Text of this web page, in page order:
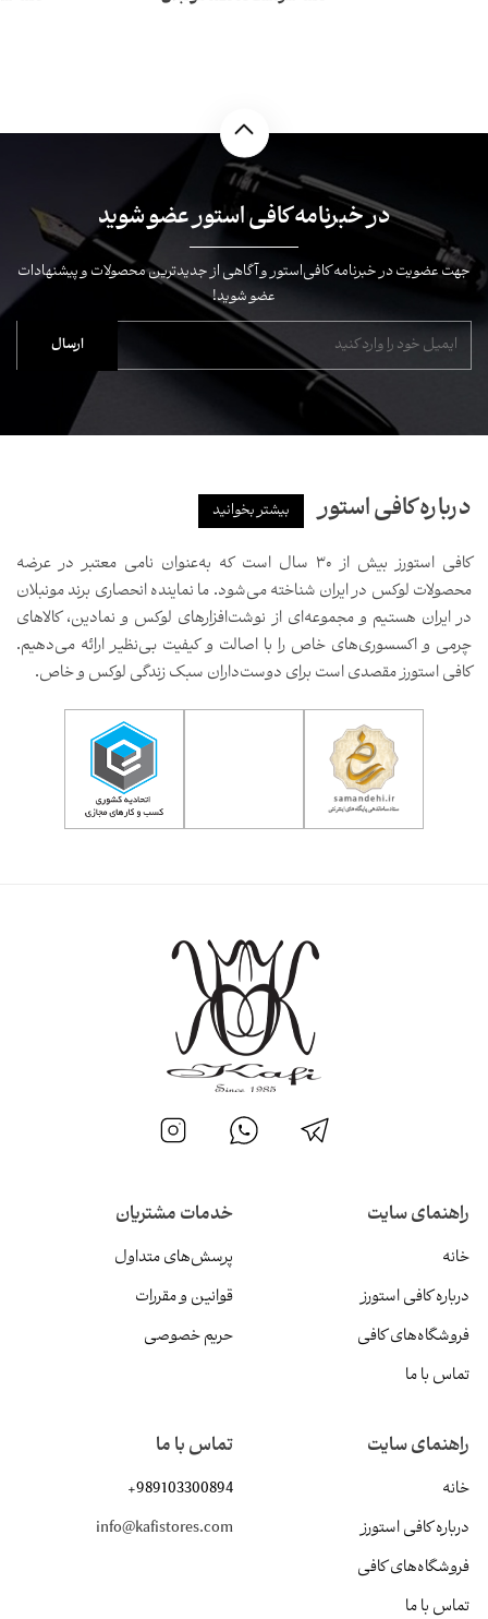
در خبرنامه کافی استور عضو شوید
جهت عضویت در خبرنامه کافی‌استور و آگاهی از جدیدترین محصولات و پیشنهادات
عضو شوید!
درباره کافی استور بیشتر بخوانید
کافی استورز بیش از ۳۰ سال است که به‌عنوان نامی معتبر در عرضه
محصولات لوکس در ایران شناخته می‌شود. ما نماینده انحصاری برند مونبلان
در ایران هستیم و مجموعه‌ای از نوشت‌افزارهای لوکس و نمادین، کالاهای
چرمی و اکسسوری‌های خاص را با اصالت و کیفیت بی‌نظیر ارائه می‌دهیم.
کافی استورز مقصدی است برای دوست‌داران سبک زندگی لوکس و خاص.
راهنمای سایت
خانه
درباره کافی استورز
فروشگاه‌های کافی
تماس با ما
خدمات مشتریان
پرسش‌های متداول
قوانین و مقررات
حریم خصوصی
راهنمای سایت
خانه
درباره کافی استورز
فروشگاه‌های کافی
تماس با ما
تماس با ما
+989103300894
info@kafistores.com